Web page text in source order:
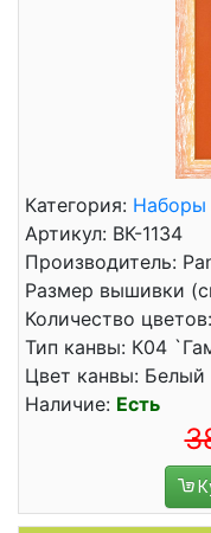
Категория: Наборы
Артикул: ВК-1134
Производитель:
Размер вышивки
Количество
Тип канвы: К04
Цвет канвы: Белый
Наличие: Есть